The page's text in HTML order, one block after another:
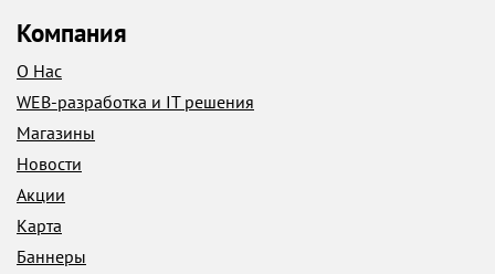
Компания
О Нас
WEB-разработка и IT решения
Магазины
Новости
Акции
Карта
Баннеры